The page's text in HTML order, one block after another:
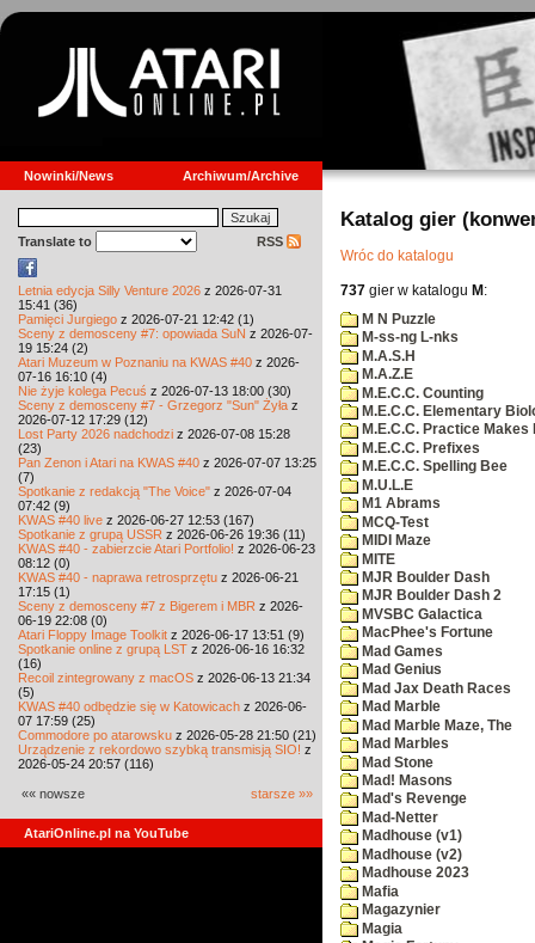
Nowinki/News Archiwum/Archive
Translate to RSS
Letnia edycja Silly Venture 2026 z 2026-07-31
15:41 (36)
Pamięci Jurgiego z 2026-07-21 12:42 (1)
Sceny z demosceny #7: opowiada SuN z 2026-07-
19 15:24 (2)
Atari Muzeum w Poznaniu na KWAS #40 z 2026-
07-16 16:10 (4)
Nie żyje kolega Pecuś z 2026-07-13 18:00 (30)
Sceny z demosceny #7 - Grzegorz "Sun" Żyła z
2026-07-12 17:29 (12)
Lost Party 2026 nadchodzi z 2026-07-08 15:28
(23)
Pan Zenon i Atari na KWAS #40 z 2026-07-07 13:25
(7)
Spotkanie z redakcją "The Voice" z 2026-07-04
07:42 (9)
KWAS #40 live z 2026-06-27 12:53 (167)
Spotkanie z grupą USSR z 2026-06-26 19:36 (11)
KWAS #40 - zabierzcie Atari Portfolio! z 2026-06-23
08:12 (0)
KWAS #40 - naprawa retrosprzętu z 2026-06-21
17:15 (1)
Sceny z demosceny #7 z Bigerem i MBR z 2026-
06-19 22:08 (0)
Atari Floppy Image Toolkit z 2026-06-17 13:51 (9)
Spotkanie online z grupą LST z 2026-06-16 16:32
(16)
Recoil zintegrowany z macOS z 2026-06-13 21:34
(5)
KWAS #40 odbędzie się w Katowicach z 2026-06-
07 17:59 (25)
Commodore po atarowsku z 2026-05-28 21:50 (21)
Urządzenie z rekordowo szybką transmisją SIO! z
2026-05-24 20:57 (116)
«« nowsze starsze »»
AtariOnline.pl na YouTube
Katalog gier
Wróc do katalogu
737 gier w katalogu M :
M N Puzzle
M-ss-ng L-nks
M.A.S.H
M.A.Z.E
M.E.C.C. Counting
M.E.C.C. Elementary
M.E.C.C. Practice Makes
M.E.C.C. Prefixes
M.E.C.C. Spelling Bee
M.U.L.E
M1 Abrams
MCQ-Test
MIDI Maze
MITE
MJR Boulder Dash
MJR Boulder Dash 2
MVSBC Galactica
MacPhee's Fortune
Mad Games
Mad Genius
Mad Jax Death Races
Mad Marble
Mad Marble Maze, The
Mad Marbles
Mad Stone
Mad! Masons
Mad's Revenge
Mad-Netter
Madhouse (v1)
Madhouse (v2)
Madhouse 2023
Mafia
Magazynier
Magia